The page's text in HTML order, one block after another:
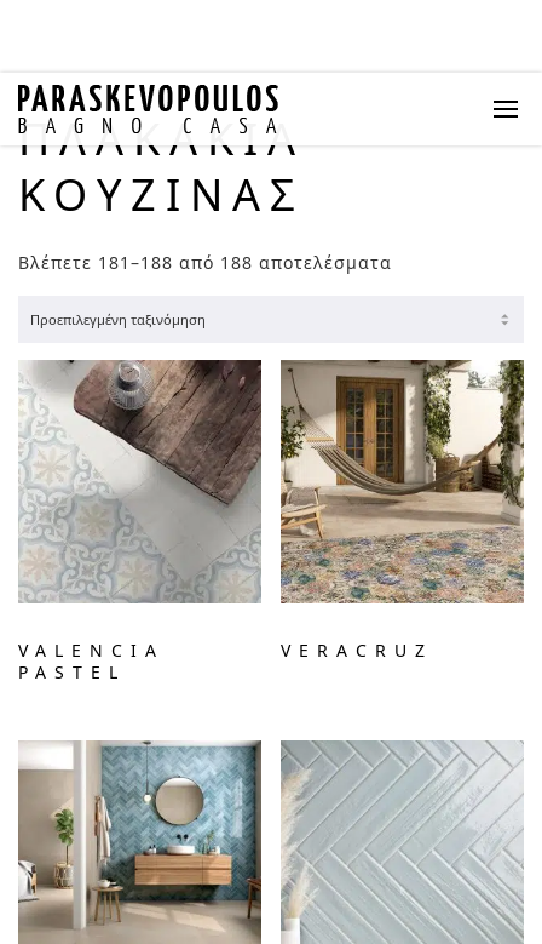
ΠΛΑΚΆΚΙΑ
ΚΟΥΖΊΝΑΣ
Βλέπετε 181–188 από 188 αποτελέσματα
VALENCIA
PASTEL
VERACRUZ